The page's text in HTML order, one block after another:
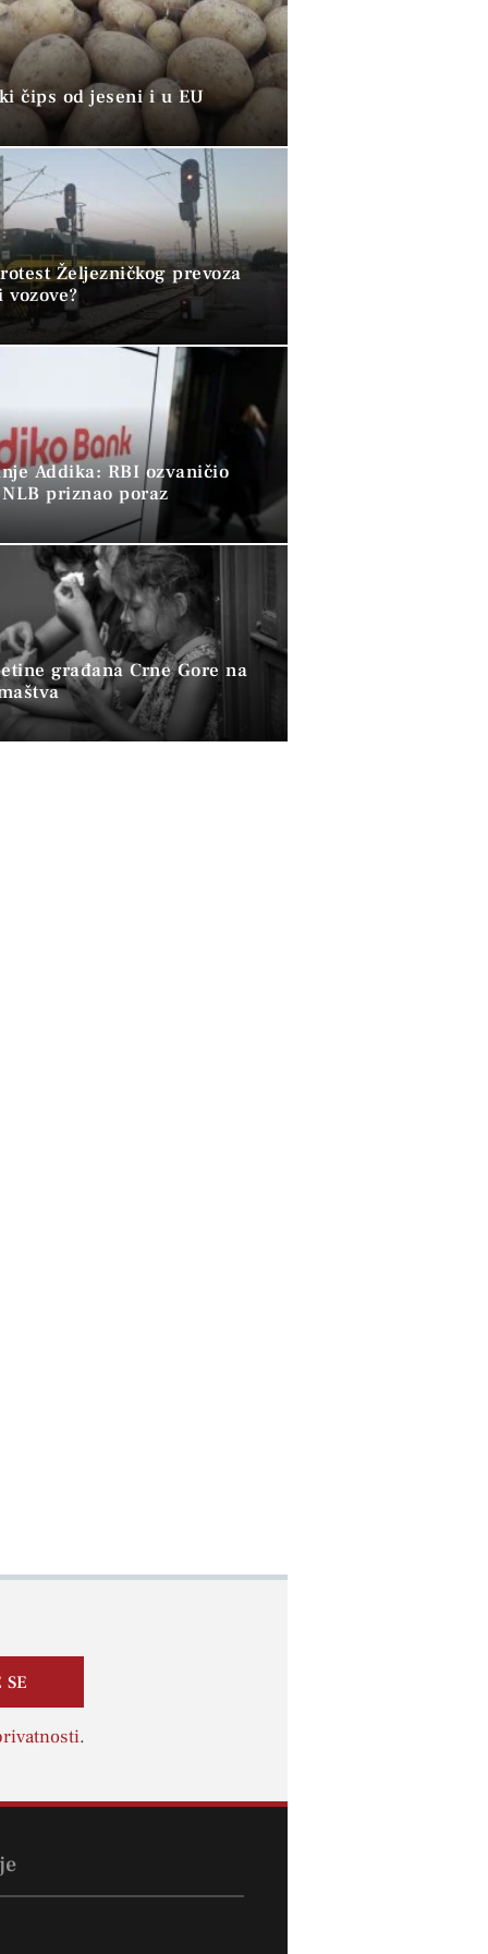
čips od jeseni i u EU
Željezničkog prevoza
vozove?
Addika: RBI ozvaničio
priznao poraz
građana Crne Gore na
SE
.